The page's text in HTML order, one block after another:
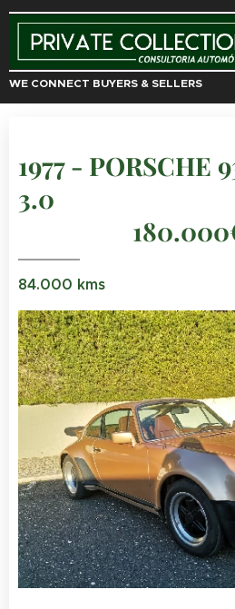
WE CONNECT BUYERS & SELLERS
1977 - PORSCHE
84.000 kms